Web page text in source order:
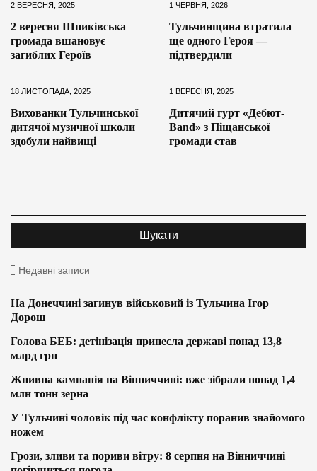
2 ВЕРЕСНЯ, 2025
2 вересня Шпиківська
громада вшановує
загиблих Героїв
1 ЧЕРВНЯ, 2026
Тульчинщина втратила
ще одного Героя —
підтвердили
18 ЛИСТОПАДА, 2025
Вихованки Тульчинської
дитячої музичної школи
здобули найвищі
1 ВЕРЕСНЯ, 2025
Дитячий гурт «Дебют-
Band» з Піщанської
громади став
Недавні записи
На Донеччині загинув військовий із Тульчина Ігор
Дорош
Голова БЕБ: детінізація принесла державі понад 13,8
млрд грн
Жнивна кампанія на Вінниччині: вже зібрали понад 1,4
млн тонн зерна
У Тульчині чоловік під час конфлікту поранив знайомого
ножем
Грози, зливи та пориви вітру: 8 серпня на Вінниччині